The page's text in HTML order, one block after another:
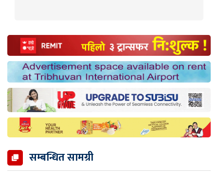
सम्बन्धित सामग्री